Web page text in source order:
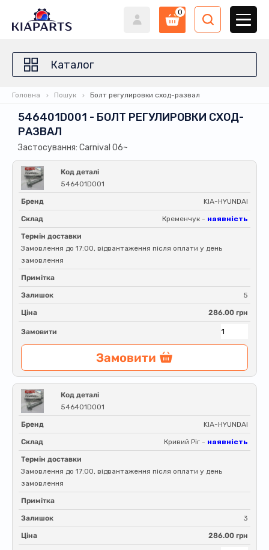
0
Каталог
Головна Пошук Болт регулировки сход-развал
546401D001 - БОЛТ РЕГУЛИРОВКИ СХОД-
РАЗВАЛ
Застосування: Carnival 06~
Код деталі
546401D001
Бренд KIA-HYUNDAI
Склад Кременчук - наявність
Термін доставки
Замовлення до 17:00, відвантаження після оплати у день
замовлення
Примітка
Залишок 5
Ціна 286.00 грн
Замовити
Замовити
Код деталі
546401D001
Бренд KIA-HYUNDAI
Склад Кривий Ріг - наявність
Термін доставки
Замовлення до 17:00, відвантаження після оплати у день
замовлення
Примітка
Залишок 3
Ціна 286.00 грн